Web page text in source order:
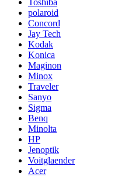
Toshiba
polaroid
Concord
Jay Tech
Kodak
Konica
Maginon
Minox
Traveler
Sanyo
Sigma
Benq
Minolta
HP
Jenoptik
Voitglaender
Acer